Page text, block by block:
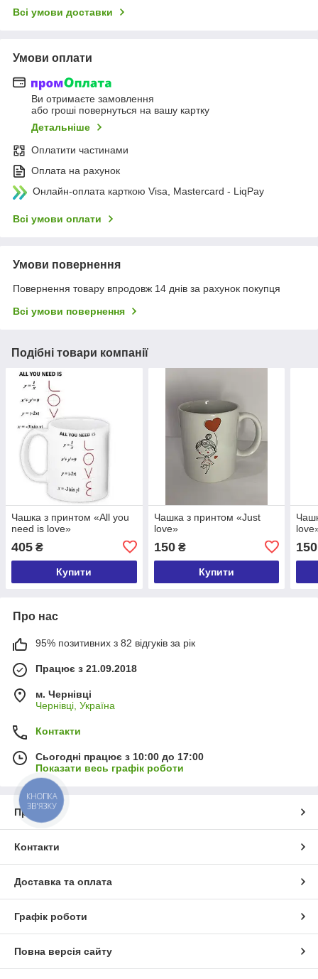
Всі умови доставки
Умови оплати
Ви отримаєте замовлення
або гроші повернуться на вашу картку
Детальніше
Оплатити частинами
Оплата на рахунок
Онлайн-оплата карткою Visa, Mastercard - LiqPay
Всі умови оплати
Умови повернення
Повернення товару впродовж 14 днів за рахунок покупця
Всі умови повернення
Подібні товари компанії
Чашка з принтом «All you
need is love»
405 ₴
Купити
Чашка з принтом «Just
love»
150₴
Купити
150
Про нас
95% позитивних з 82 відгуків за рік
Працює з 21.09.2018
м. Чернівці
Чернівці, Україна
Контакти
Сьогодні працює з 10:00 до 17:00
Показати весь графік роботи
Про нас
Контакти
Доставка та оплата
Графік роботи
Повна версія сайту
КНОПКА
ЗВ'ЯЗКУ